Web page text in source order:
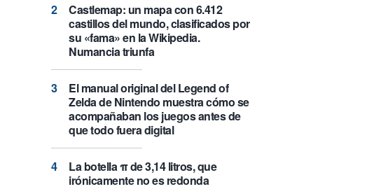
Castlemap: un mapa con 6.412
castillos del mundo, clasificados por
su «fama» en la Wikipedia.
Numancia triunfa
El manual original del Legend of
Zelda de Nintendo muestra cómo se
acompañaban los juegos antes de
que todo fuera digital
La botella π de 3,14 litros, que
irónicamente no es redonda